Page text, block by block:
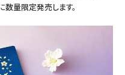
量限定発売します。